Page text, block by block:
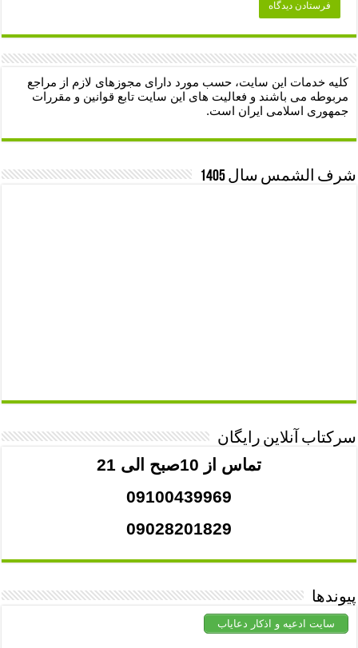
کلیه خدمات این سایت، حسب مورد دارای مجوزهای لازم از مراجع
مربوطه می باشند و فعالیت های این سایت تابع قوانین و مقررات
جمهوری اسلامی ایران است.
شرف الشمس سال 1405
سرکتاب آنلاین رایگان
تماس از 10صبح الی 21
09100439969
09028201829
پیوندها
سایت ادعیه و اذکار دعایاب